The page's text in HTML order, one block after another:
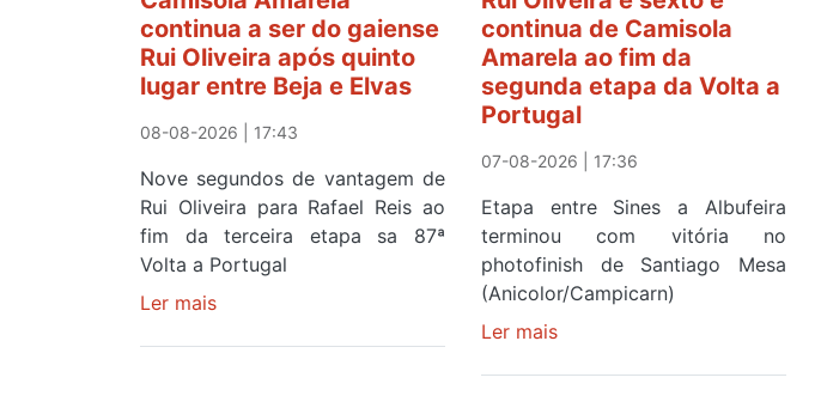
continua a ser do gaiense
Rui Oliveira após quinto
lugar entre Beja e Elvas
08-08-2026 | 17:43
Nove segundos de vantagem de
Rui Oliveira para Rafael Reis ao
fim da terceira etapa sa 87ª
Volta a Portugal
Ler mais
continua de Camisola
Amarela ao fim da
segunda etapa da Volta a
Portugal
07-08-2026 | 17:36
Etapa entre Sines a Albufeira
terminou com vitória no
photofinish de Santiago Mesa
(Anicolor/Campicarn)
Ler maissobre